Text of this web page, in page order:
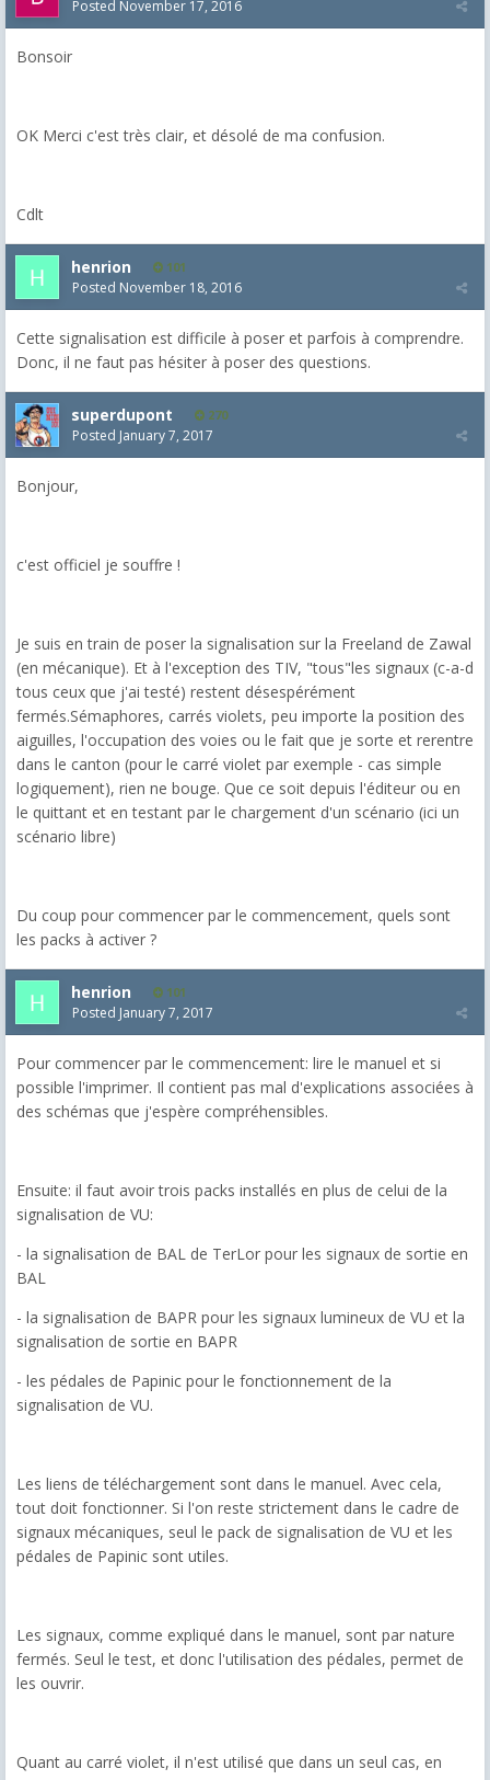
Posted November 17, 2016
Bonsoir
OK Merci c'est très clair, et désolé de ma confusion.
Cdlt
henrion 101
Posted November 18, 2016
Cette signalisation est difficile à poser et parfois à comprendre.
Donc, il ne faut pas hésiter à poser des questions.
superdupont 270
Posted January 7, 2017
Bonjour,
c'est officiel je souffre !
Je suis en train de poser la signalisation sur la Freeland de Zawal
(en mécanique). Et à l'exception des TIV, "tous"les signaux (c-a-d
tous ceux que j'ai testé) restent désespérément
fermés.Sémaphores, carrés violets, peu importe la position des
aiguilles, l'occupation des voies ou le fait que je sorte et rerentre
dans le canton (pour le carré violet par exemple - cas simple
logiquement), rien ne bouge. Que ce soit depuis l'éditeur ou en
le quittant et en testant par le chargement d'un scénario (ici un
scénario libre)
Du coup pour commencer par le commencement, quels sont
les packs à activer ?
henrion 101
Posted January 7, 2017
Pour commencer par le commencement: lire le manuel et si
possible l'imprimer. Il contient pas mal d'explications associées à
des schémas que j'espère compréhensibles.
Ensuite: il faut avoir trois packs installés en plus de celui de la
signalisation de VU:
- la signalisation de BAL de TerLor pour les signaux de sortie en
BAL
- la signalisation de BAPR pour les signaux lumineux de VU et la
signalisation de sortie en BAPR
- les pédales de Papinic pour le fonctionnement de la
signalisation de VU.
Les liens de téléchargement sont dans le manuel. Avec cela,
tout doit fonctionner. Si l'on reste strictement dans le cadre de
signaux mécaniques, seul le pack de signalisation de VU et les
pédales de Papinic sont utiles.
Les signaux, comme expliqué dans le manuel, sont par nature
fermés. Seul le test, et donc l'utilisation des pédales, permet de
les ouvrir.
Quant au carré violet, il n'est utilisé que dans un seul cas, en